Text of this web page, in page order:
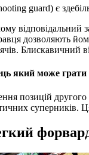
guard) є
відповідальний
дозволяють
Блискавичний
який може грати
позицій
суперників.